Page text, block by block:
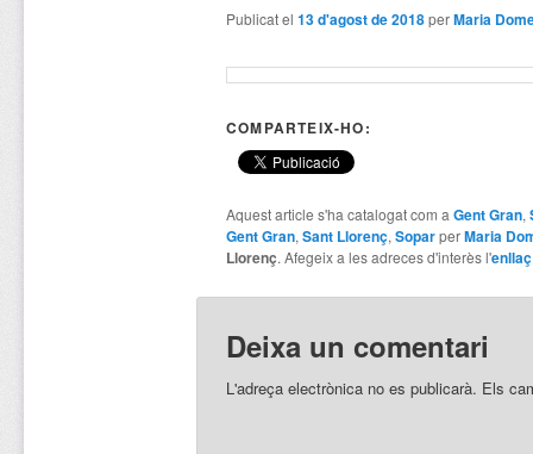
Publicat el 13 d'agost de 2018perMaria
COMPARTEIX-HO:
Aquest article s'ha catalogat com a Gent Gran,
Gent Gran, Sant Llorenç, SoparperMaria
Llorenç. Afegeix a les adreces d'interès l'enllaç
Deixa un comentari
L'adreça electrònica no es publicarà. Els